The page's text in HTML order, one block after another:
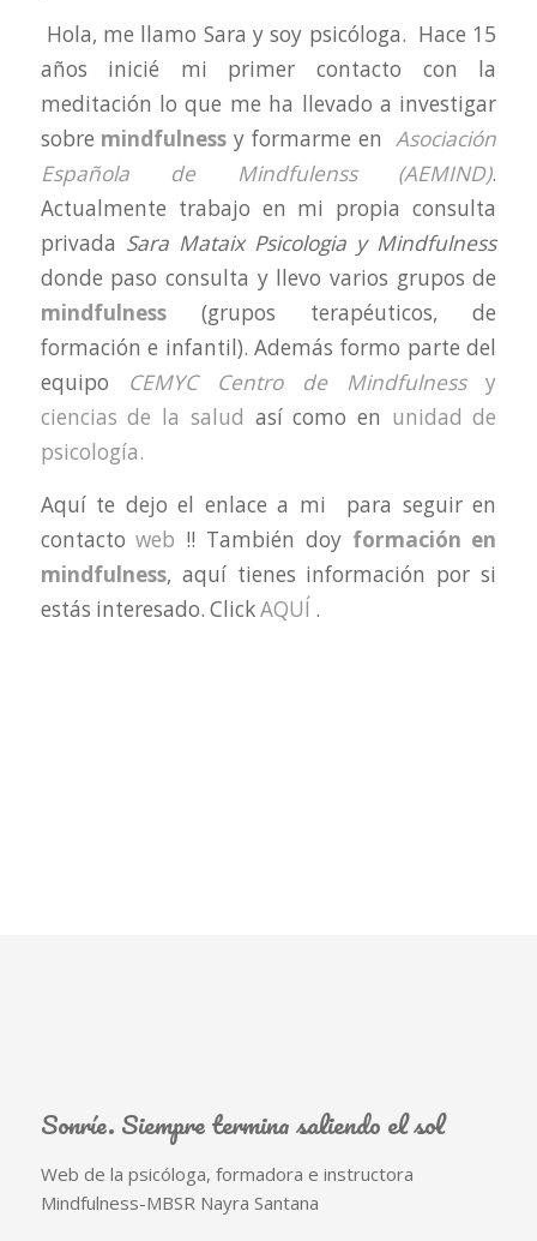
Hola, me llamo Sara y soy psicóloga. Hace 15
años inicié mi primer contacto con la
meditación lo que me ha llevado a investigar
sobre mindfulness y formarme enAsociación
Española de Mindfulenss (AEMIND).
Actualmente trabajo en mi propia consulta
privada Sara Mataix Psicologia y Mindfulness
donde paso consulta y llevo varios grupos de
mindfulness(grupos terapéuticos, de
formación e infantil). Además formo parte del
equipo CEMYC Centro de Mindfulnessy
ciencias de la salud así como en unidad de
psicología.
Aquí te dejo el enlace a mi para seguir en
contactoweb !! También doy formación en
mindfulness, aquí tienes información por si
estás interesado. ClickAQUÍ .
Sonríe. Siempre termina saliendo el sol
Web de la psicóloga, formadora e instructora
Mindfulness-MBSR Nayra Santana